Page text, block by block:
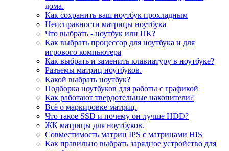
дома.
Как сохранить ваш ноутбук прохладным
Неисправности матрицы ноутбука
Что выбрать - ноутбук или ПК?
Как выбрать процессор для ноутбука и для
игрового компьютера
Как выбрать и заменить клавиатуру в ноутбуке?
Разъемы матриц ноутбуков.
Какой выбрать ноутбук?
Подборка ноутбуков для работы с графикой
Как работают твердотельные накопители?
Всё о маркировке матриц.
Что такое SSD и почему он лучше HDD?
ЖК матрицы для ноутбуков.
Совместимость матриц IPS с матрицами HIS
Как правильно выбрать зарядное устройство для